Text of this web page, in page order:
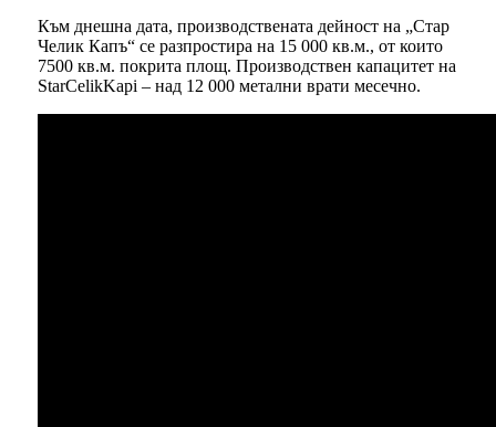
Към днешна дата, производствената дейност на „Стар
Челик Капъ“ се разпростира на 15 000 кв.м., от които
7500 кв.м. покрита площ. Производствен капацитет на
StarCelikKapi – над 12 000 метални врати месечно.